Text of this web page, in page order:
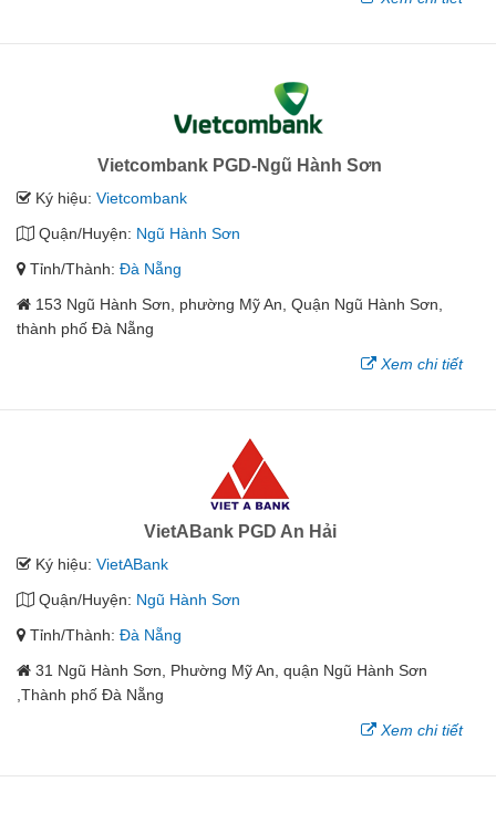
Vietcombank PGD-Ngũ Hành Sơn
Ký hiệu: Vietcombank
Quận/Huyện: Ngũ Hành Sơn
Tỉnh/Thành: Đà Nẵng
153 Ngũ Hành Sơn, phường Mỹ An, Quận Ngũ Hành Sơn,
thành phố Đà Nẵng
Xem chi tiết
VietABank PGD An Hải
Ký hiệu: VietABank
Quận/Huyện: Ngũ Hành Sơn
Tỉnh/Thành: Đà Nẵng
31 Ngũ Hành Sơn, Phường Mỹ An, quận Ngũ Hành Sơn
,Thành phố Đà Nẵng
Xem chi tiết